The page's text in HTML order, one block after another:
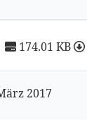
174.01 KB
2017